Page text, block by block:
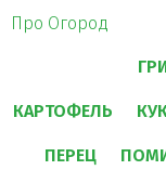
Про Огород
КАРТОФЕЛЬ
ПЕРЕЦ